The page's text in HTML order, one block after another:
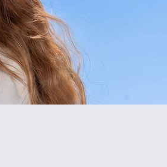
5
Schools